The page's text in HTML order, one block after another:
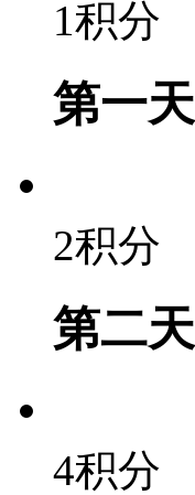
1积分
第一天
2积分
第二天
4积分